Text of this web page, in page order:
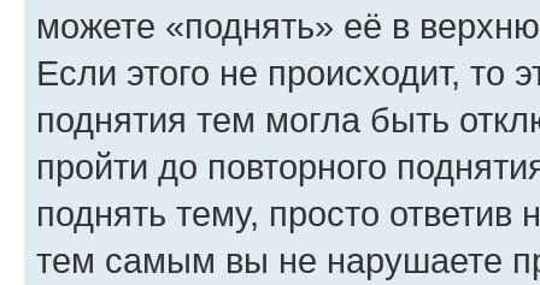
можете «поднять» её в
Если этого не происходит, то
поднятия тем могла быть
пройти до повторного
поднять тему, просто ответив
тем самым вы не нарушаете